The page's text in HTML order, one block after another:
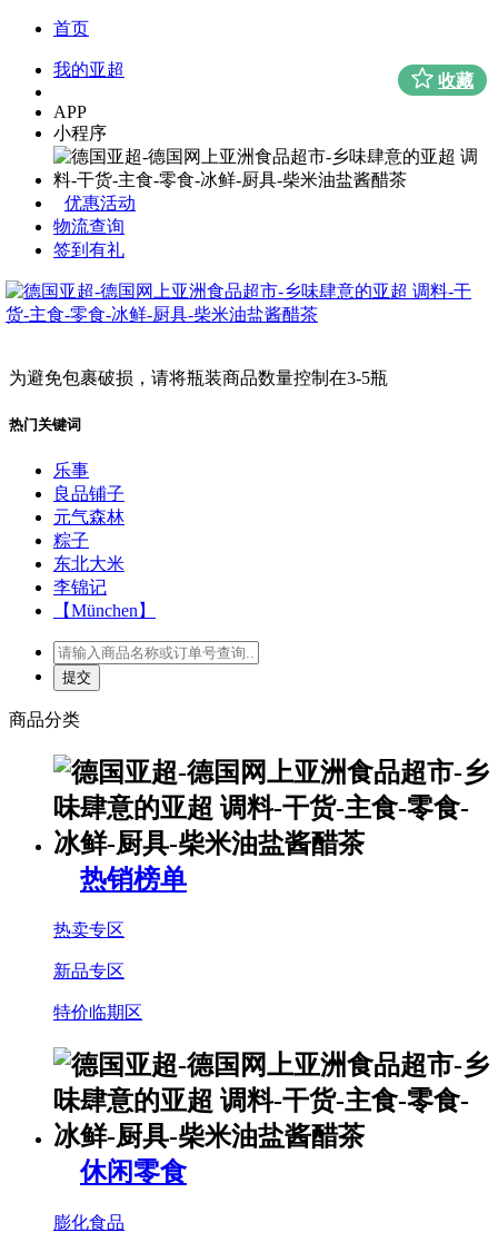
首页
我的亚超
APP
小程序
优惠活动
物流查询
签到有礼
为避免包裹破损，请将瓶装商品数量控制在3-5瓶
热门关键词
乐事
良品铺子
元气森林
粽子
东北大米
李锦记
【München】
商品分类
热销榜单
热卖专区
新品专区
特价临期区
休闲零食
膨化食品
收藏